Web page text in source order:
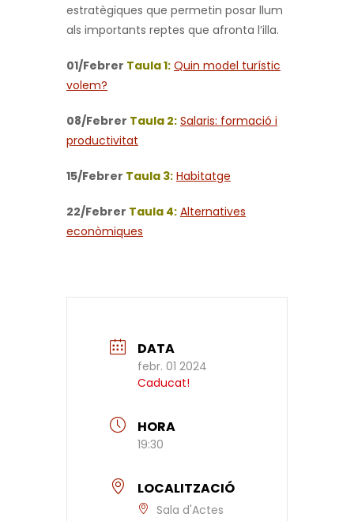
estratègiques que permetin posar llum
als importants reptes que afronta l’illa.
01/Febrer Taula 1: Quin model turístic
volem?
08/Febrer Taula 2: Salaris: formació i
productivitat
15/Febrer Taula 3: Habitatge
22/Febrer Taula 4: Alternatives
econòmiques
DATA
febr. 01 2024
Caducat!
HORA
19:30
LOCALITZACIÓ
Sala d'Actes